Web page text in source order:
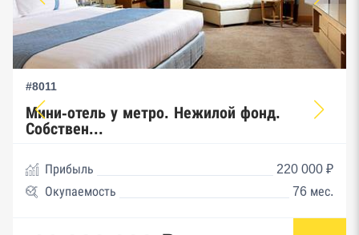
#8011
Мини-отель у метро. Нежилой фонд.
Собствен...
Прибыль
220 000 ₽
Окупаемость
76 мес.